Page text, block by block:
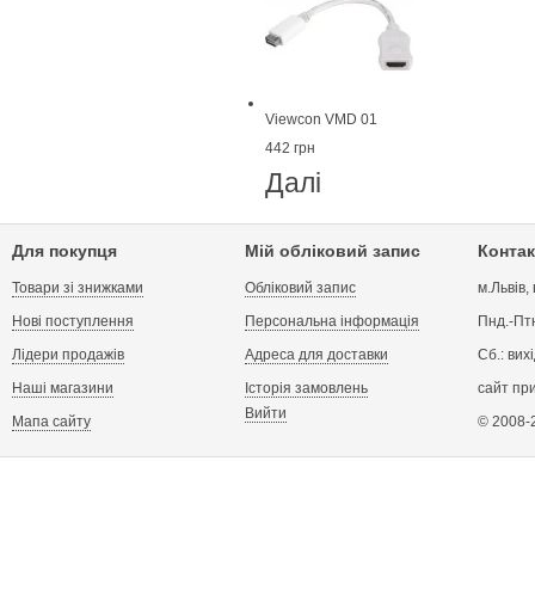
Viewcon VMD 01
442 грн
Далі
Для покупця
Товари зі знижками
Нові поступлення
Лідери продажів
Наші магазини
Мапа сайту
Мій обліковий запис
Обліковий запис
Персональна інформація
Адреса для доставки
Історія замовлень
Вийти
Пнд.-
Сб.:
сайт
© 2008-